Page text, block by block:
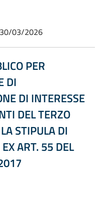
30/03/2026
PER
DI
DI INTERESSE
DEL TERZO
STIPULA DI
ART. 55 DEL